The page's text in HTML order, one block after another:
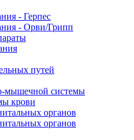
- Герпес
- Орви/Грипп
путей
мышечной системы
крови
органов
органов